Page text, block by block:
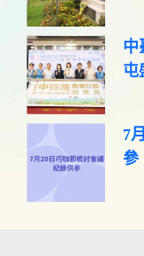
中
屯
7
參